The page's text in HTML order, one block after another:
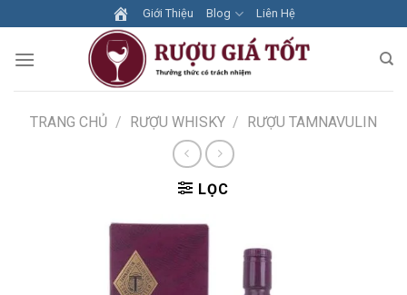
to
content
Giới Thiệu Blog Liên Hệ
TRANG CHỦ / RƯỢU WHISKY / RƯỢU TAMNAVULIN
LỌC